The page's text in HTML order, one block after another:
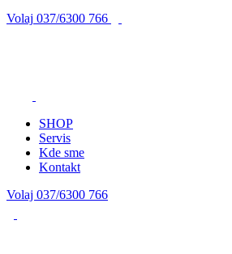
Volaj 037/6300 766
SHOP
Servis
Kde sme
Kontakt
Volaj 037/6300 766